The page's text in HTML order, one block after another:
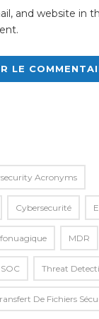
and website in
Acronyms
Cybersecurité
MDR
SOC Threat
De Fichiers